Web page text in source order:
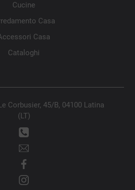
Cucine
Casa
Casa
Cataloghi
Corbusier, 45/B, 04100 Latina
(LT)